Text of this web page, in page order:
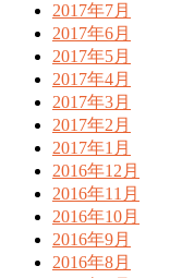
2017年7月
2017年6月
2017年5月
2017年4月
2017年3月
2017年2月
2017年1月
2016年12月
2016年11月
2016年10月
2016年9月
2016年8月